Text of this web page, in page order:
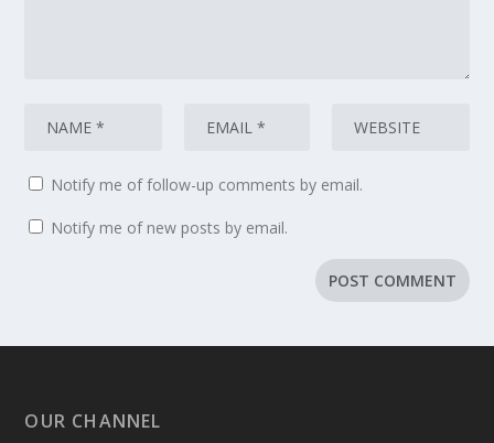
Notify me of follow-up comments by email.
Notify me of new posts by email.
OUR CHANNEL